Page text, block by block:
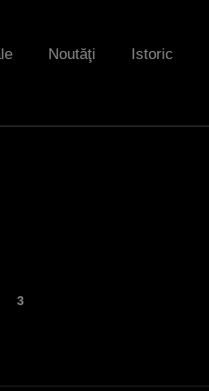
Noutăţi Istoric
3